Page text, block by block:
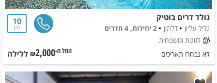
גולד דרים בוטיק
גליל עליון דלתון
2 יחידות, 4 חדרים
לזוגות ומשפחות
10
2
לא נבחרו תאריכים החל מ-₪2,000 ללילה